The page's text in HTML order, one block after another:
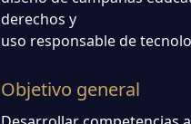
derechos y
uso responsable de
Objetivo general